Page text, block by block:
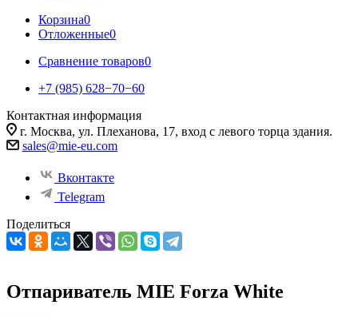
Корзина0
Отложенные0
Сравнение товаров0
+7 (985) 628−70−60
Контактная информация
г. Москва, ул. Плеханова, 17, вход с левого торца здания.
sales@mie-eu.com
Вконтакте
Telegram
Поделиться
Отпариватель MIE Forza White